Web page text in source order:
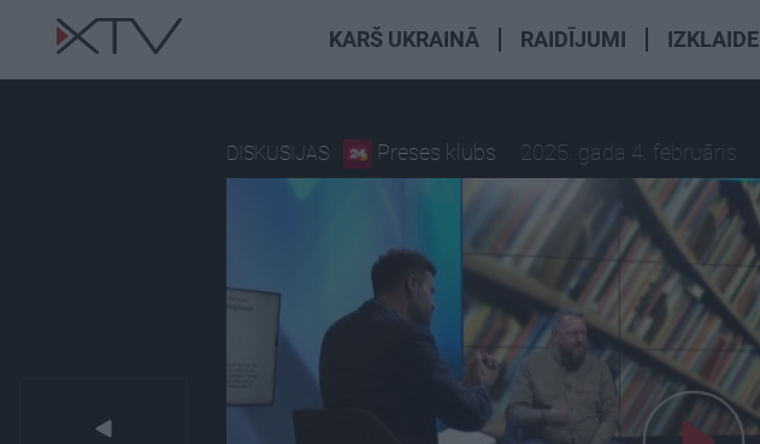
KARŠ UKRAINĀ RAIDĪJUMI IZKLAIDE
DISKUSIJAS Preses klubs 2025. gada 4. februāris